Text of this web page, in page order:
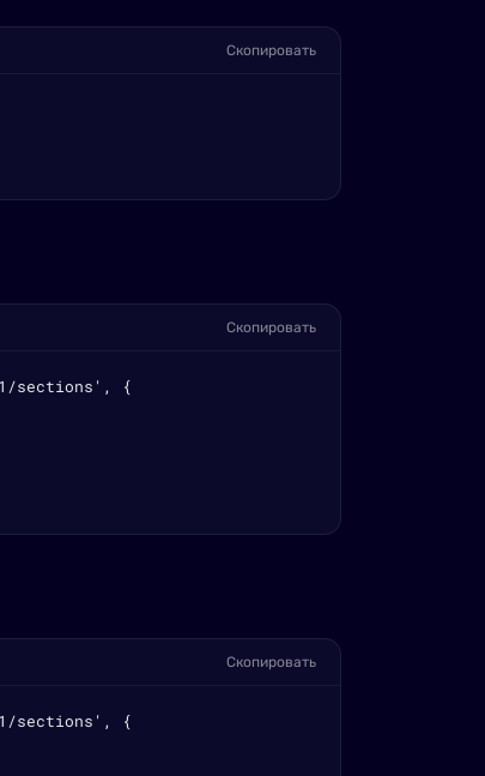
Скопировать
Скопировать
sections', {
Скопировать
sections', {